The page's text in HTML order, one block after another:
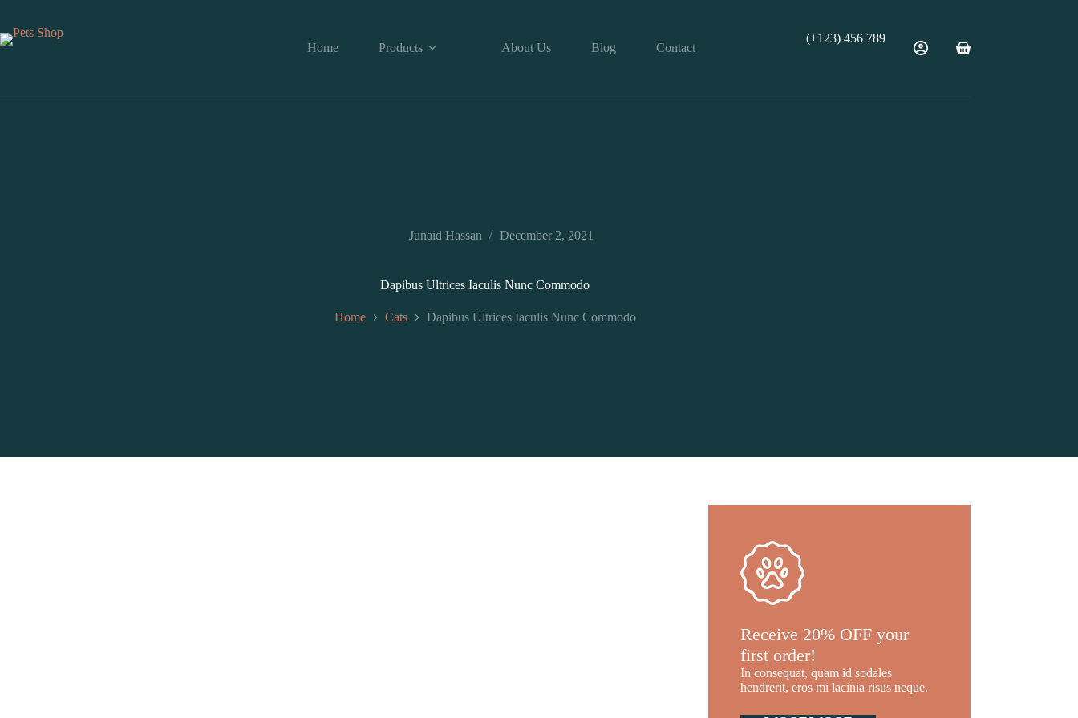
content
Home
Products About Us Blog Contact
(+123) 456 789
Shopping
Junaid Hassan December 2, 2021
Dapibus Ultrices Iaculis Nunc Commodo
Home Cats Dapibus Ultrices Iaculis Nunc Commodo
Receive 20% OFF your
first order!
In consequat, quam id sodales
hendrerit, eros mi lacinia risus neque.